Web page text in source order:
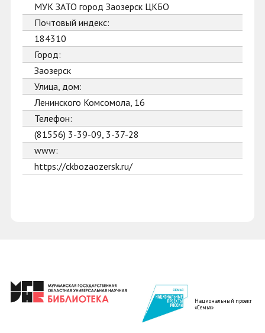
МУК ЗАТО город Заозерск ЦКБО
Почтовый индекс:
184310
Город:
Заозерск
Улица, дом:
Ленинского Комсомола, 16
Телефон:
(81556) 3-39-09, 3-37-28
www:
https://ckbozaozersk.ru/
Национальный проект
«Семья»